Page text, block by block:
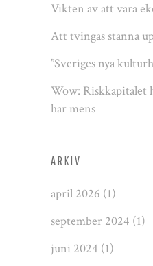
Vikten av att vara
Att tvingas stanna
”Sveriges nya
Wow: Riskkapitalet
har mens
ARKIV
april 2026 (1)
september 2024 (1)
juni 2024 (1)